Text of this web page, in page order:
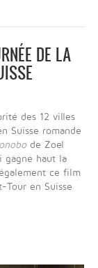
DE LA
des 12 villes
Suisse romande
de Zoel
gagne haut la
ce film
en Suisse